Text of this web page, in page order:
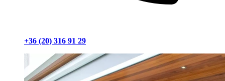
+36 (20) 316 91 29